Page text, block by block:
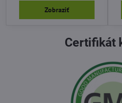
Zobraziť
Certifikát